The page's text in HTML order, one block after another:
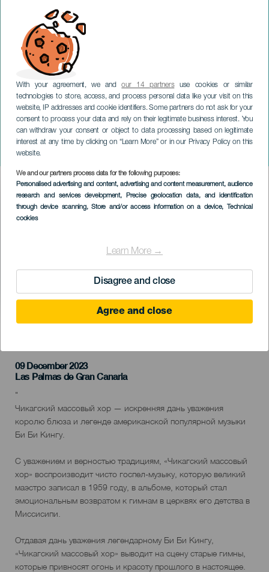
With your agreement, we andour 14 partnersuse cookies or similar
technologies to store, access, and process personal data like your visit on this
website, IP addresses and cookie identifiers. Some partners do not ask for your
consent to process your data and rely on their legitimate business interest. You
can withdraw your consent or object to data processing based on legitimate
interest at any time by clicking on “Learn More” or in our Privacy Policy on this
website.
We and our partners process data for the following purposes:
Personalised advertising and content, advertising and content measurement, audience
research and services development, Precise geolocation data, and identification
through device scanning, Store and/or access information on a device, Technical
cookies
Learn More →
Disagree and close
Agree and close
Chicago Mass Choir B.B.
King Spirituals
ГРАН-КАНАРИЯ
Imagen
Listado
09 December 2023
Localidad
Las Palmas de Gran Canaria
Descripción
del
evento
"
Чикагский массовый хор — искренняя дань уважения
королю блюза и легенде американской популярной музыки
Би Би Кингу.
С уважением и верностью традициям, «Чикагский массовый
хор» воспроизводит чисто госпел-музыку, которую великий
маэстро записал в 1959 году, в альбоме, который стал
эмоциональным возвратом к гимнам в церквях его детства в
Миссисипи.
Отдавая дань уважения легендарному Би Би Кингу,
«Чикагский массовый хор» выводит на сцену старые гимны,
которые привносят огонь и красоту прошлого в настоящее.